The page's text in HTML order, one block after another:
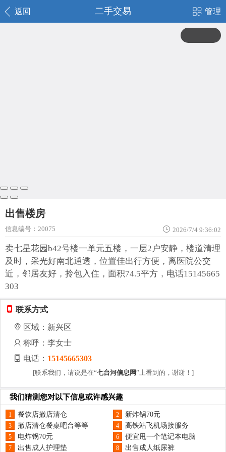
返回 二手交易 管理
出售楼房
信息编号：20075 2026/7/4 9:36:02
卖七星花园b42号楼一单元五楼，一层2户安静，楼道清理
及时，采光好南北通透，位置佳出行方便，离医院公交
近，邻居友好，拎包入住，面积74.5平方，电话15145665
303
联系方式
区域：新兴区
称呼：李女士
电话： 15145665303
[联系我们，请说是在“七台河信息网”上看到的，谢谢！]
我们猜测您对以下信息或许感兴趣
1 餐饮店撤店清仓 2 新炸锅70元
3 撤店清仓餐桌吧台等等 4 高铁站飞机场接服务
5 电炸锅70元 6 便宜甩一个笔记本电脑
7 出售成人护理垫 8 出售成人纸尿裤